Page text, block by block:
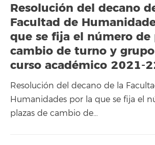
Resolución del decano
Facultad de
que se fija el número de
cambio de turno y
curso académico 2021-
Resolución del decano de la
Humanidades por la que se fija el
plazas de cambio de…